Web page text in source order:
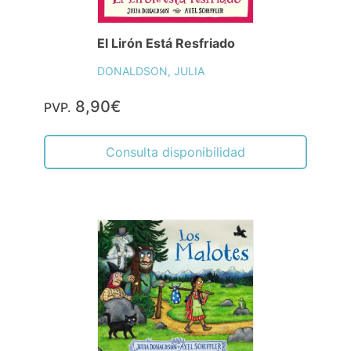
El Lirón Está Resfriado
DONALDSON, JULIA
PVP. 8,90€
Consulta disponibilidad